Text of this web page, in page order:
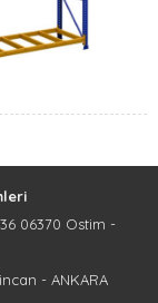
06370 Ostim -
- ANKARA